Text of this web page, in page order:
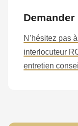
N’hésitez pas
interlocuteur
entretien